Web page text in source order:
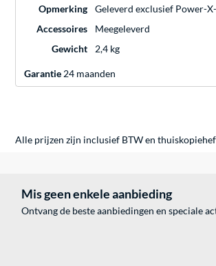
Opmerking
Geleverd exclusief Power-
Accessoires
Meegeleverd
Gewicht
2,4 kg
Garantie 24 maanden
Alle prijzen zijn inclusief BTW en
Mis geen enkele aanbieding
Ontvang de beste aanbiedingen en speciale